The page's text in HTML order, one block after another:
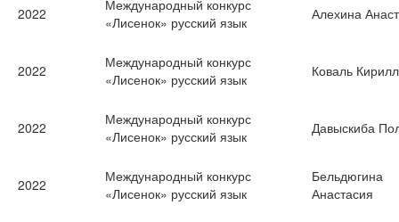
2022
Международный конкурс
«Лисенок» русский язык
Алехина
2022
Международный конкурс
«Лисенок» русский язык
Коваль Кирилл
2022
Международный конкурс
«Лисенок» русский язык
Давыскиба
2022
Международный конкурс
«Лисенок» русский язык
Бельдюгина
Анастасия